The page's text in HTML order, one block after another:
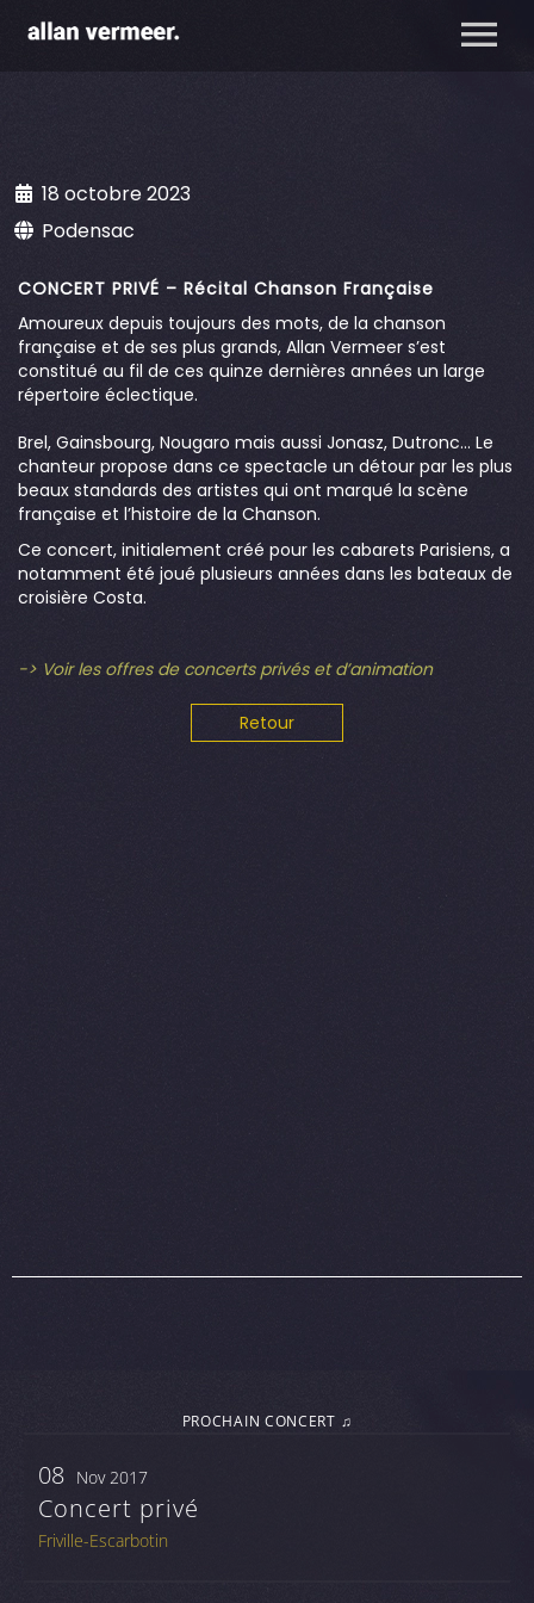
18 octobre 2023
Podensac
CONCERT PRIVÉ – Récital Chanson Française
Amoureux depuis toujours des mots, de la chanson
française et de ses plus grands, Allan Vermeer s’est
constitué au fil de ces quinze dernières années un large
répertoire éclectique.
Brel, Gainsbourg, Nougaro mais aussi Jonasz, Dutronc… Le
chanteur propose dans ce spectacle un détour par les plus
beaux standards des artistes qui ont marqué la scène
française et l’histoire de la Chanson.
Ce concert, initialement créé pour les cabarets Parisiens, a
notamment été joué plusieurs années dans les bateaux de
croisière Costa.
-> Voir les offres de concerts privés et d’animation
Retour
PROCHAIN CONCERT ♫
08 Nov 2017
Concert privé
Friville-Escarbotin